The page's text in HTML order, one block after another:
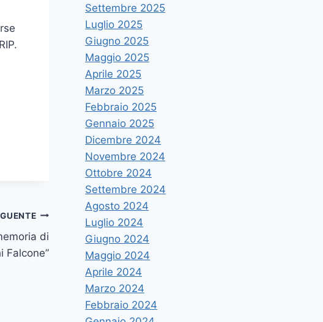
di
Falcone”
Settembre 2025
Luglio 2025
Giugno 2025
Maggio 2025
Aprile 2025
Marzo 2025
Febbraio 2025
Gennaio 2025
Dicembre 2024
Novembre 2024
Ottobre 2024
Settembre 2024
Agosto 2024
Luglio 2024
Giugno 2024
Maggio 2024
Aprile 2024
Marzo 2024
Febbraio 2024